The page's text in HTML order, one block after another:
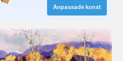
Anpassade konst